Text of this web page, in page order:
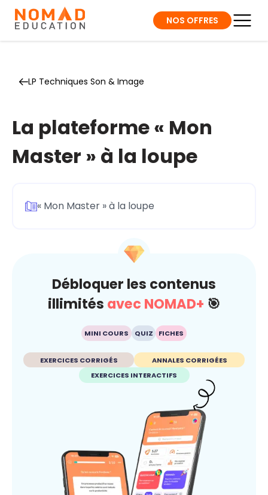
NOS OFFRES
LP Techniques Son & Image
La plateforme « Mon
Master » à la loupe
« Mon Master » à la loupe
Débloquer les contenus
illimités avec NOMAD+ 🎯
MINI COURS QUIZ FICHES
EXERCICES CORRIGÉS
ANNALES CORRIGÉES
EXERCICES INTERACTIFS